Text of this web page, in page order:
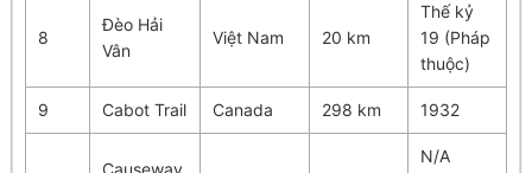
8
Đèo Hải
Vân
Việt Nam 20 km
Thế kỷ
19 (Pháp
thuộc)
9 Cabot Trail Canada 298 km 1932
Causeway
N/A